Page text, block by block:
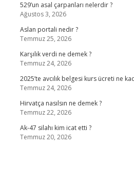
529’un asal çarpanları nelerdir ?
Ağustos 3, 2026
Aslan portali nedir ?
Temmuz 25, 2026
Karşılık verdi ne demek ?
Temmuz 24, 2026
2025’te avcılık belgesi kurs ücreti ne
Temmuz 24, 2026
Hirvatça nasılsın ne demek ?
Temmuz 22, 2026
Ak-47 silahı kim icat etti ?
Temmuz 20, 2026